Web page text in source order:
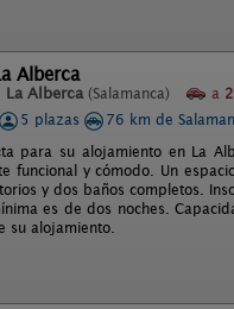
Alberca
La Alberca (Salamanca) a
5 plazas 76 km de
para su alojamiento en La
funcional y cómodo. Un
y dos baños completos.
es de dos noches.
su alojamiento.